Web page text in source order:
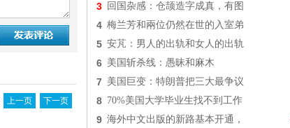
上一页 下一页
3 回国杂感：仓颉造字成真，有图
4 梅兰芳和兩位仍然在世的入室弟
5 安芃：男人的出轨和女人的出轨
6 美国斩杀线：愚昧和麻木
7 美国巨变：特朗普把三大最争议
8 70%美国大学毕业生找不到工作
9 海外中文出版的新路基本开通，